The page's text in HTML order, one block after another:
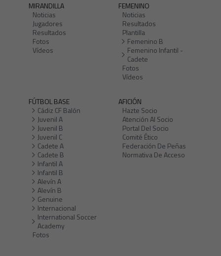
MIRANDILLA
Noticias
Jugadores
Resultados
Fotos
Vídeos
FEMENINO
Noticias
Resultados
Plantilla
Femenino B
Femenino Infantil -
Cadete
Fotos
Vídeos
FÚTBOL BASE
Cádiz CF Balón
Juvenil A
Juvenil B
Juvenil C
Cadete A
Cadete B
Infantil A
Infantil B
Alevín A
Alevín B
Genuine
Internacional
International Soccer
Academy
Fotos
AFICIÓN
Hazte Socio
Atención Al Socio
Portal Del Socio
Comité Ético
Federación De Peñas
Normativa De Acceso